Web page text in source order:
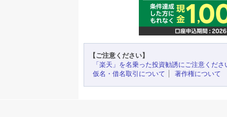
【ご注意ください】
「楽天」を名乗った投資勧誘にご注意くださ
仮名・借名取引について
著作権について